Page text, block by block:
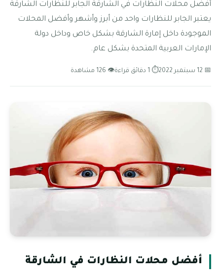
أفضل محلات النظارات في الشارقة الجابر للنظارات الشارقة
يعتبر الجابر للنظارات واحد من أبرز وأشهر وأفضل المحلات
الموجودة داخل إمارة الشارقة بشكل خاص وداخل دولة
الإمارات العربية المتحدة بشكل عام.
📅 12 سبتمبر 2022 ⏱ 1 دقائق قراءة 👁 126 مشاهدة
أفضل محلات النظارات في الشارقة